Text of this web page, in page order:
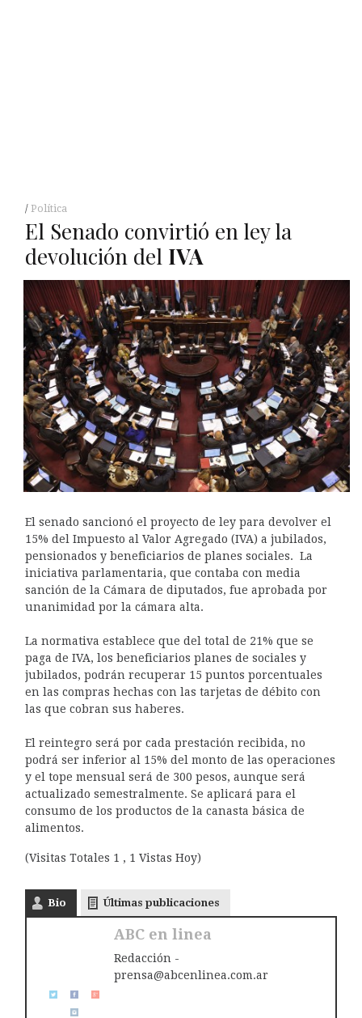
Política
El Senado convirtió en ley la
devolución del IVA
El senado sancionó el proyecto de ley para devolver el
15% del Impuesto al Valor Agregado (IVA) a jubilados,
pensionados y beneficiarios de planes sociales. La
iniciativa parlamentaria, que contaba con media
sanción de la Cámara de diputados, fue aprobada por
unanimidad por la cámara alta.
La normativa establece que del total de 21% que se
paga de IVA, los beneficiarios planes de sociales y
jubilados, podrán recuperar 15 puntos porcentuales
en las compras hechas con las tarjetas de débito con
las que cobran sus haberes.
El reintegro será por cada prestación recibida, no
podrá ser inferior al 15% del monto de las operaciones
y el tope mensual será de 300 pesos, aunque será
actualizado semestralmente. Se aplicará para el
consumo de los productos de la canasta básica de
alimentos.
(Visitas Totales 1 , 1 Vistas Hoy)
Bio Últimas publicaciones
ABC en linea
Redacción -
prensa@abcenlinea.com.ar